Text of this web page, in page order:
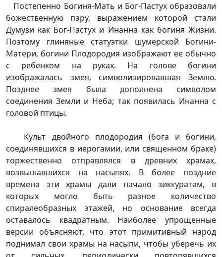
Постепенно Богиня-Мать и Бог-Пастух образовали
божественную пару, выражением которой стали
Думузи как Бог-Пастух и Инанна как богиня Жизни.
Поэтому глиняные статуэтки шумерской Богини-
Матери, богини Плодородия изображают ее обычно
с ребенком на руках. На голове богини
изображалась змея, символизировавшая Землю.
Позднее змея была дополнена символом
соединения Земли и Неба; так появилась Инанна с
головой птицы.
Культ двойного плодородия (бога и богини,
соединявшихся в иерогамии, или священном браке)
торжественно отправлялся в древних храмах,
возвышавшихся на насыпях. В более поздние
времена эти храмы дали начало зиккуратам, в
которых могло быть разное количество
спиралеобразных этажей, но основание всегда
оставалось квадратным. Наиболее упрощенные
версии объясняют, что этот примитивный народ
поднимал свои храмы на насыпи, чтобы уберечь их